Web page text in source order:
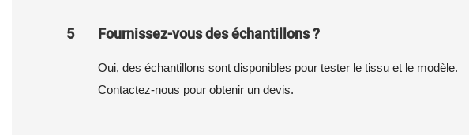
5 Fournissez-vous des échantillons ?
Oui, des échantillons sont disponibles pour tester le tissu et le modèle.
Contactez-nous pour obtenir un devis.